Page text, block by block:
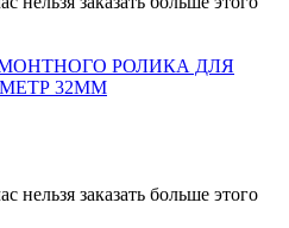
РОЛИКА ДЛЯ
32ММ
нельзя заказать больше этого